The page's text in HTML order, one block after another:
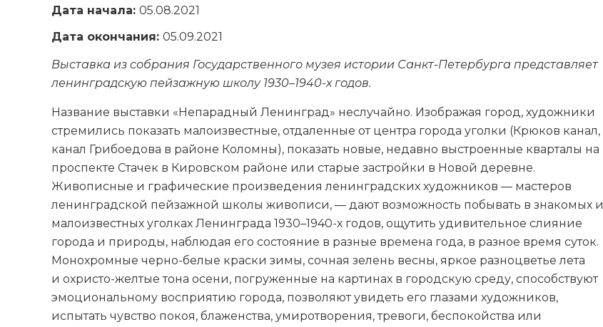
Дата начала: 05.08.2021
Дата окончания: 05.09.2021
Выставка из собрания Государственного музея истории Санкт-Петербурга представляет
ленинградскую пейзажную школу 1930–1940-х годов.
Название выставки «Непарадный Ленинград» неслучайно. Изображая город, художники
стремились показать малоизвестные, отдаленные от центра города уголки (Крюков канал,
канал Грибоедова в районе Коломны), показать новые, недавно выстроенные кварталы на
проспекте Стачек в Кировском районе или старые застройки в Новой деревне.
Живописные и графические произведения ленинградских художников — мастеров
ленинградской пейзажной школы живописи, — дают возможность побывать в знакомых и
малоизвестных уголках Ленинграда 1930–1940-х годов, ощутить удивительное слияние
города и природы, наблюдая его состояние в разные времена года, в разное время суток.
Монохромные черно-белые краски зимы, сочная зелень весны, яркое разноцветье лета
и охристо-желтые тона осени, погруженные на картинах в городскую среду, способствуют
эмоциональному восприятию города, позволяют увидеть его глазами художников,
испытать чувство покоя, блаженства, умиротворения, тревоги, беспокойства или